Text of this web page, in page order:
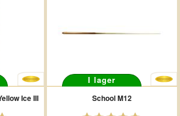
Ice III
I lager
School M12